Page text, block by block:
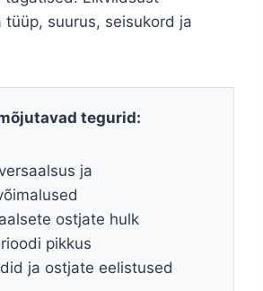
tüüp, suurus, seisukord ja
tegurid:
ja
ostjate hulk
pikkus
ja ostjate eelistused